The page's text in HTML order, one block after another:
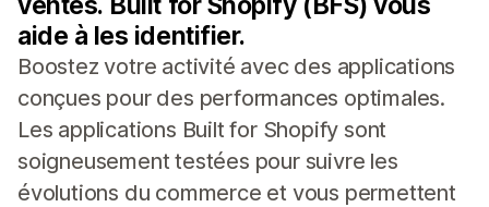
aide à les identifier.
Boostez votre activité avec des applications
conçues pour des performances optimales.
Les applications Built for Shopify sont
soigneusement testées pour suivre les
évolutions du commerce et vous permettent